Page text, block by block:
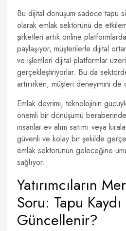
Bu dijital dönüşüm sadece tapu
olarak emlak sektörünü de
şirketleri artık online
paylaşıyor, müşterilerle dijital
ve işlemleri dijital platformlar
gerçekleştiriyorlar. Bu da
artırırken, müşteri deneyimini
Emlak devrimi, teknolojinin
önemli bir dönüşümü
insanlar ev alım satımı veya
güvenli ve kolay bir şekilde
emlak sektörünün geleceğine
sağlıyor.
Yatırımcıların
Soru: Tapu
Güncellenir?